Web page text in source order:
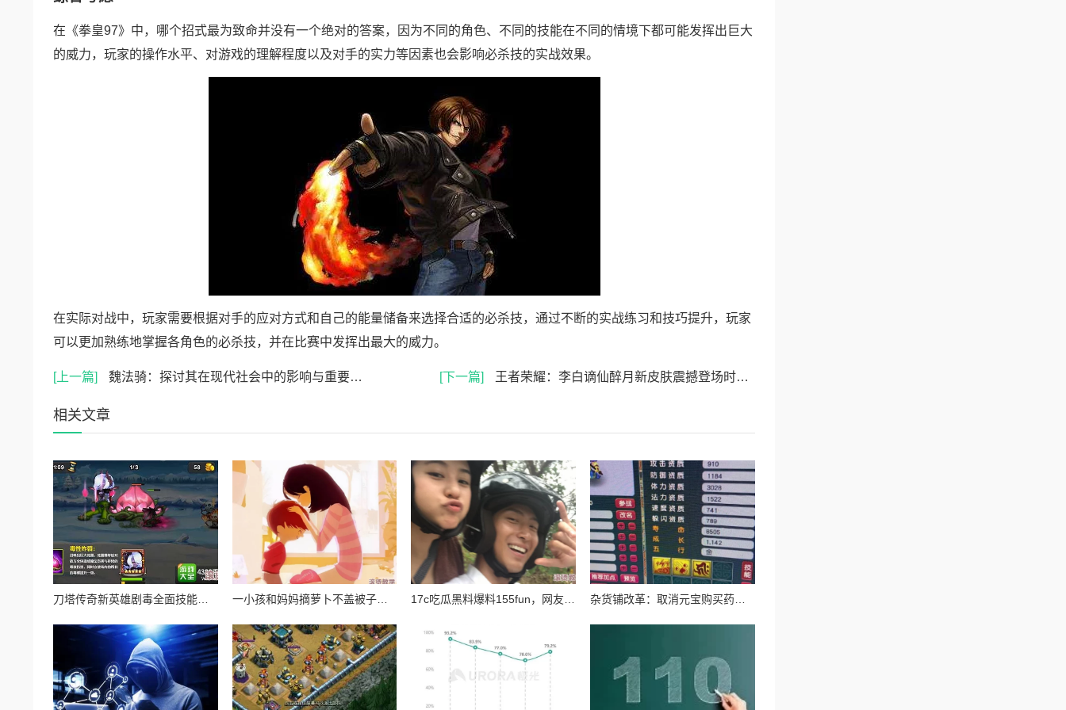
在《拳皇97》中，哪个招式最为致命并没有一个绝对的答案，因为不同的角色、不同的技能在不同的情境下都可能发挥出巨大
的威力，玩家的操作水平、对游戏的理解程度以及对手的实力等因素也会影响必杀技的实战效果。
在实际对战中，玩家需要根据对手的应对方式和自己的能量储备来选择合适的必杀技，通过不断的实战练习和技巧提升，玩家
可以更加熟练地掌握各角色的必杀技，并在比赛中发挥出最大的威力。
[上一篇] 魏法骑：探讨其在现代社会中的影响与重要性，揭示其背后的历史渊源与文化传承 [下一篇] 王者荣耀：李白谪仙醉月新皮肤震撼登场时间全面介绍
相关文章
一小孩和妈妈摘萝卜不盖被子，温暖的亲子时光让人感受到生活的乐趣与简单幸福